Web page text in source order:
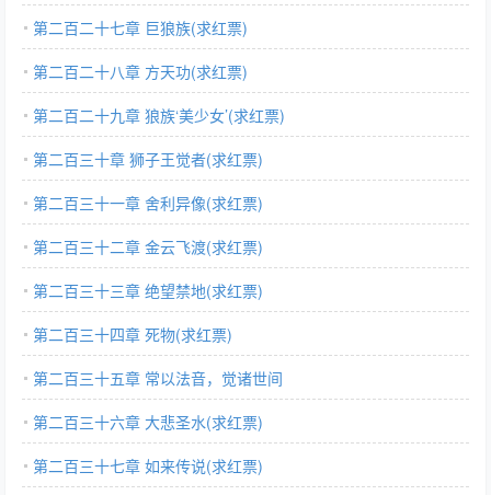
第二百二十七章 巨狼族(求红票)
第二百二十八章 方天功(求红票)
第二百二十九章 狼族‘美少女’(求红票)
第二百三十章 狮子王觉者(求红票)
第二百三十一章 舍利异像(求红票)
第二百三十二章 金云飞渡(求红票)
第二百三十三章 绝望禁地(求红票)
第二百三十四章 死物(求红票)
第二百三十五章 常以法音，觉诸世间
第二百三十六章 大悲圣水(求红票)
第二百三十七章 如来传说(求红票)